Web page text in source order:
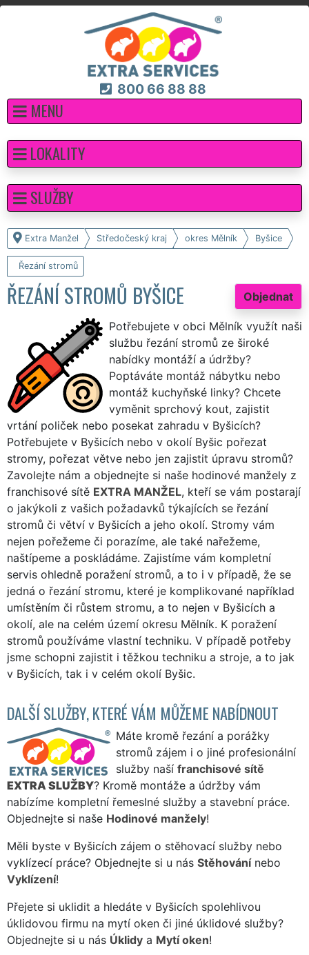
800 66 88 88
MENU
Extra Manžel Středočeský kraj okres Mělník Byšice
Řezání stromů
Objednat
ŘEZÁNÍ STROMŮ BYŠICE
Potřebujete v obci Mělník využít naši
službu řezání stromů ze široké
nabídky montáží a údržby?
Poptáváte montáž nábytku nebo
montáž kuchyňské linky? Chcete
vyměnit sprchový kout, zajistit
vrtání poliček nebo posekat zahradu v Byšicích?
Potřebujete v Byšicích nebo v okolí Byšic pořezat
stromy, pořezat větve nebo jen zajistit úpravu stromů?
Zavolejte nám a objednejte si naše hodinové manžely z
franchisové sítě EXTRA MANŽEL, kteří se vám postarají
o jakýkoli z vašich požadavků týkajících se řezání
stromů či větví v Byšicích a jeho okolí. Stromy vám
nejen pořežeme či porazíme, ale také nařežeme,
naštípeme a poskládáme. Zajistíme vám kompletní
servis ohledně poražení stromů, a to i v případě, že se
jedná o řezání stromu, které je komplikované například
umístěním či růstem stromu, a to nejen v Byšicích a
okolí, ale na celém území okresu Mělník. K poražení
stromů používáme vlastní techniku. V případě potřeby
jsme schopni zajistit i těžkou techniku a stroje, a to jak
v Byšicích, tak i v celém okolí Byšic.
DALŠÍ SLUŽBY, KTERÉ VÁM MŮŽEME NABÍDNOUT
Máte kromě řezání a porážky
stromů zájem i o jiné profesionální
služby naší franchisové sítě
EXTRA SLUŽBY? Kromě montáže a údržby vám
nabízíme kompletní řemeslné služby a stavební práce.
Objednejte si naše Hodinové manžely!
Měli byste v Byšicích zájem o stěhovací služby nebo
vyklízecí práce? Objednejte si u nás Stěhovánínebo
Vyklízení!
Přejete si uklidit a hledáte v Byšicích spolehlivou
úklidovou firmu na mytí oken či jiné úklidové služby?
Objednejte si u nás Úklidy a Mytí oken!
LOKALITY
SLUŽBY